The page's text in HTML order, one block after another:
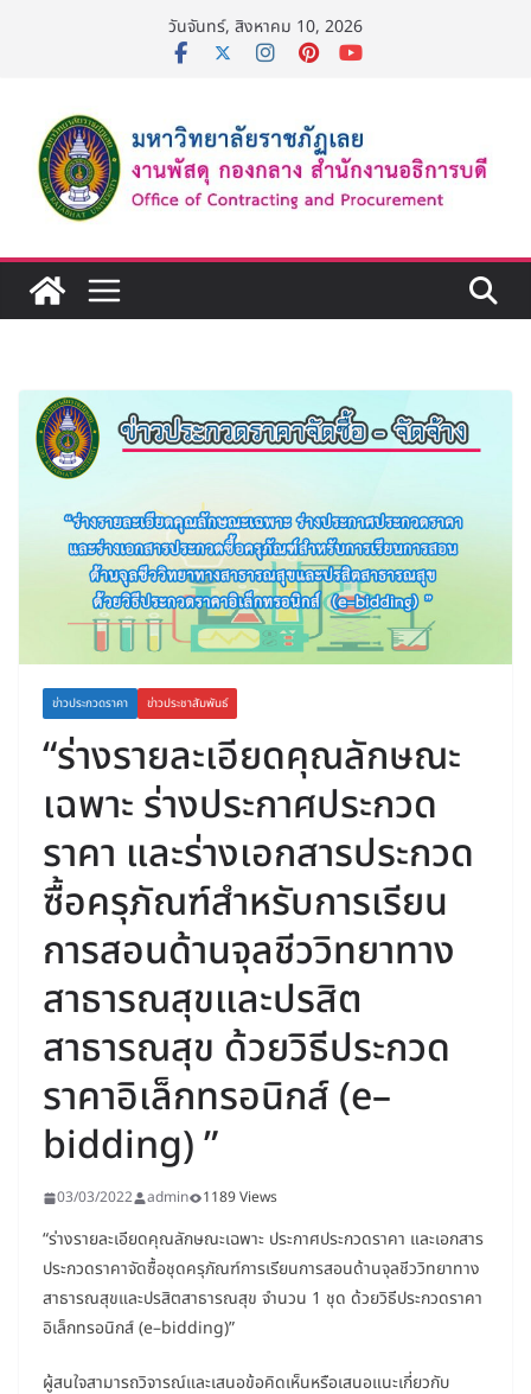
วันจันทร์, สิงหาคม 10, 2026
ข่าวประกวดราคา ข่าวประชาสัมพันธ์
“ร่างรายละเอียดคุณลักษณะ
เฉพาะ ร่างประกาศประกวด
ราคา และร่างเอกสารประกวด
ซื้อครุภัณฑ์สำหรับการเรียน
การสอนด้านจุลชีววิทยาทาง
สาธารณสุขและปรสิต
สาธารณสุข ด้วยวิธีประกวด
ราคาอิเล็กทรอนิกส์ (e–
bidding) ”
03/03/2022 admin 1189 Views
“ร่างรายละเอียดคุณลักษณะเฉพาะ ประกาศประกวดราคา และเอกสาร
ประกวดราคาจัดซื้อชุดครุภัณฑ์การเรียนการสอนด้านจุลชีววิทยาทาง
สาธารณสุขและปรสิตสาธารณสุข จำนวน 1 ชุด ด้วยวิธีประกวดราคา
อิเล็กทรอนิกส์ (e–bidding)”
ผู้สนใจสามารถวิจารณ์และเสนอข้อคิดเห็นหรือเสนอแนะเกี่ยวกับ